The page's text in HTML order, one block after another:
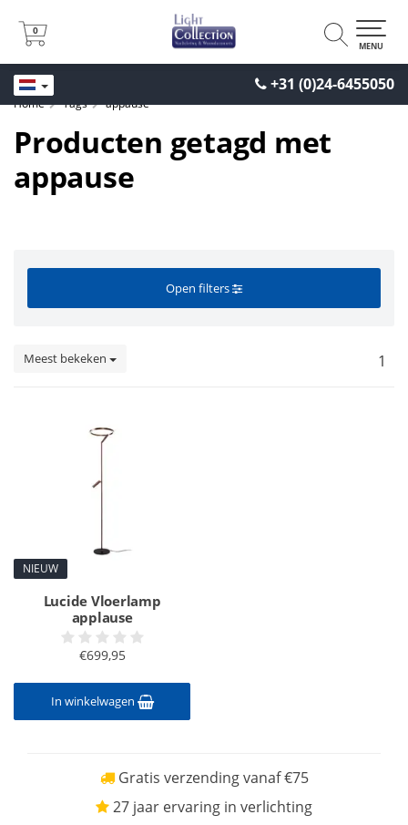
+31 (0)24-6455050
0
0
MENU
Home Tags appause
Producten getagd met
appause
Open filters
Meest bekeken 1
NIEUW
Lucide Vloerlamp
applause
€699,95
In winkelwagen
Gratis verzending vanaf €75
27 jaar ervaring in verlichting